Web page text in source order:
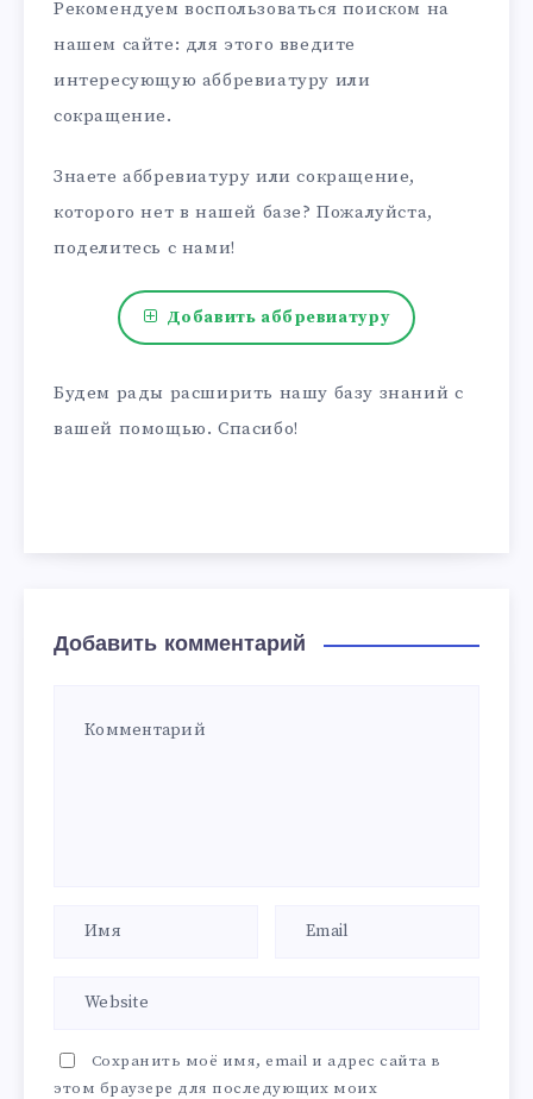
Рекомендуем воспользоваться поиском на
нашем сайте: для этого введите
интересующую аббревиатуру или
сокращение.
Знаете аббревиатуру или сокращение,
которого нет в нашей базе? Пожалуйста,
поделитесь с нами!
Добавить аббревиатуру
Будем рады расширить нашу базу знаний с
вашей помощью. Спасибо!
Добавить комментарий
Сохранить моё имя, email и адрес сайта в
этом браузере для последующих моих